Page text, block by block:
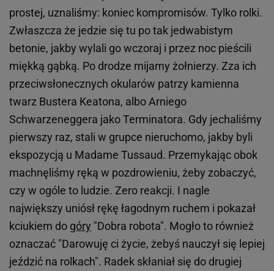
prostej, uznaliśmy: koniec kompromisów. Tylko rolki.
Zwłaszcza że jedzie się tu po tak jedwabistym
betonie, jakby wylali go wczoraj i przez noc pieścili
miękką gąbką. Po drodze mijamy żołnierzy. Zza ich
przeciwsłonecznych okularów patrzy kamienna
twarz Bustera Keatona, albo Arniego
Schwarzeneggera jako Terminatora. Gdy jechaliśmy
pierwszy raz, stali w grupce nieruchomo, jakby byli
ekspozycją u Madame Tussaud. Przemykając obok
machnęliśmy ręką w pozdrowieniu, żeby zobaczyć,
czy w ogóle to ludzie. Zero reakcji. I nagle
największy uniósł rękę łagodnym ruchem i pokazał
kciukiem do góry "Dobra robota". Mogło to również
oznaczać "Darowuję ci życie, żebyś nauczył się lepiej
jeździć na rolkach". Radek skłaniał się do drugiej